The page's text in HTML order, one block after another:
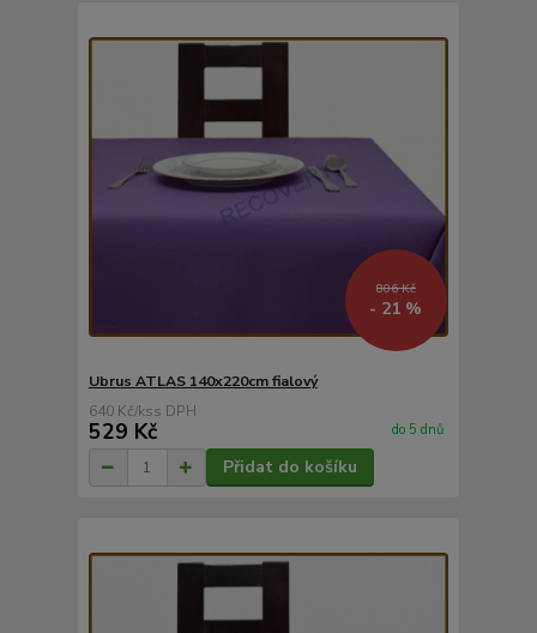
806 Kč
- 21 %
Ubrus ATLAS 140x220cm fialový
640 Kč/ks
529 Kč do 5 dnů
Přidat do košíku